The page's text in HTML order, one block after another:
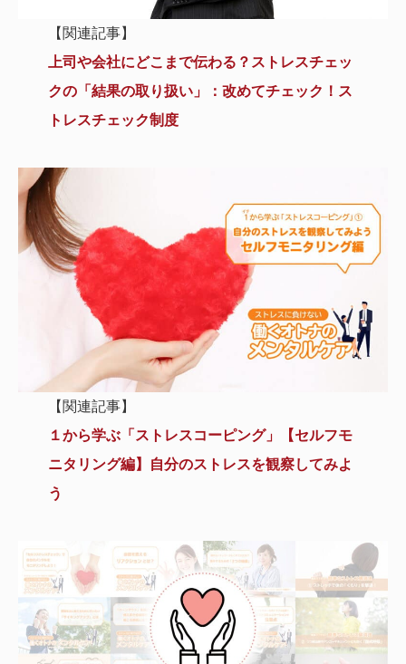
【関連記事】
上司や会社にどこまで伝わる？ストレスチェッ
クの「結果の取り扱い」：改めてチェック！ス
トレスチェック制度
【関連記事】
１から学ぶ「ストレスコーピング」【セルフモ
ニタリング編】自分のストレスを観察してみよ
う